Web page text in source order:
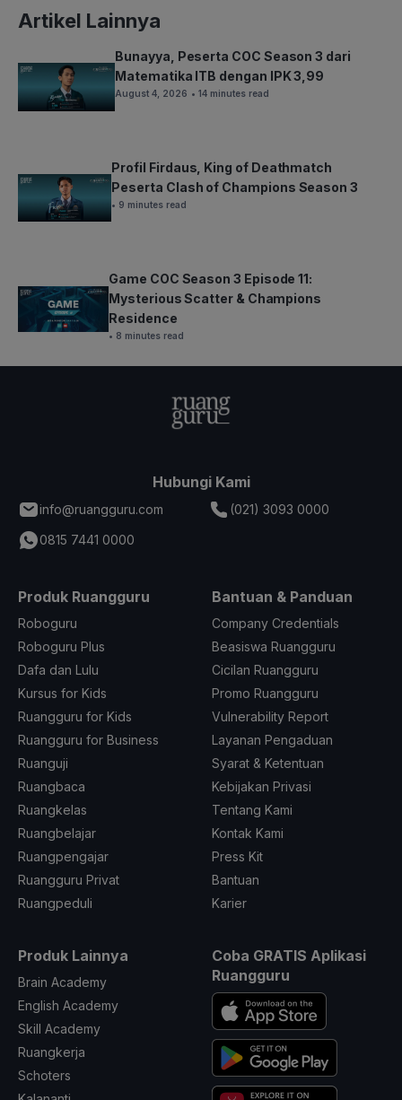
Artikel Lainnya
Bunayya, Peserta COC Season 3 dari
Matematika ITB dengan IPK 3,99
August 4, 2026 • 14 minutes read
Profil Firdaus, King of Deathmatch
Peserta Clash of Champions Season 3
• 9 minutes read
Game COC Season 3 Episode 11:
Mysterious Scatter & Champions
Residence
• 8 minutes read
Hubungi Kami
info@ruangguru.com
(021) 3093 0000
0815 7441 0000
Produk Ruangguru
Roboguru
Roboguru Plus
Dafa dan Lulu
Kursus for Kids
Ruangguru for Kids
Ruangguru for Business
Ruanguji
Ruangbaca
Ruangkelas
Ruangbelajar
Ruangpengajar
Ruangguru Privat
Ruangpeduli
Bantuan & Panduan
Company Credentials
Beasiswa Ruangguru
Cicilan Ruangguru
Promo Ruangguru
Vulnerability Report
Layanan Pengaduan
Syarat & Ketentuan
Kebijakan Privasi
Tentang Kami
Kontak Kami
Press Kit
Bantuan
Karier
Produk Lainnya
Brain Academy
English Academy
Skill Academy
Ruangkerja
Schoters
Coba GRATIS Aplikasi
Ruangguru